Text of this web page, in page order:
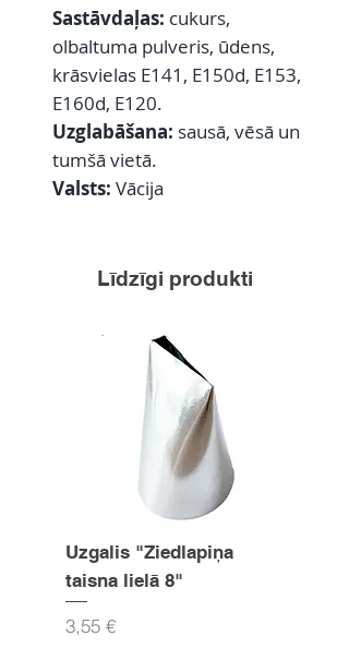
Sastāvdaļas: cukurs,
olbaltuma pulveris, ūdens,
krāsvielas E141, E150d, E153,
E160d, E120.
Uzglabāšana: sausā, vēsā un
tumšā vietā.
Valsts: Vācija
Līdzīgi produkti
Uzgalis "Ziedlapiņa
taisna lielā 8"
Cena
3,55 €